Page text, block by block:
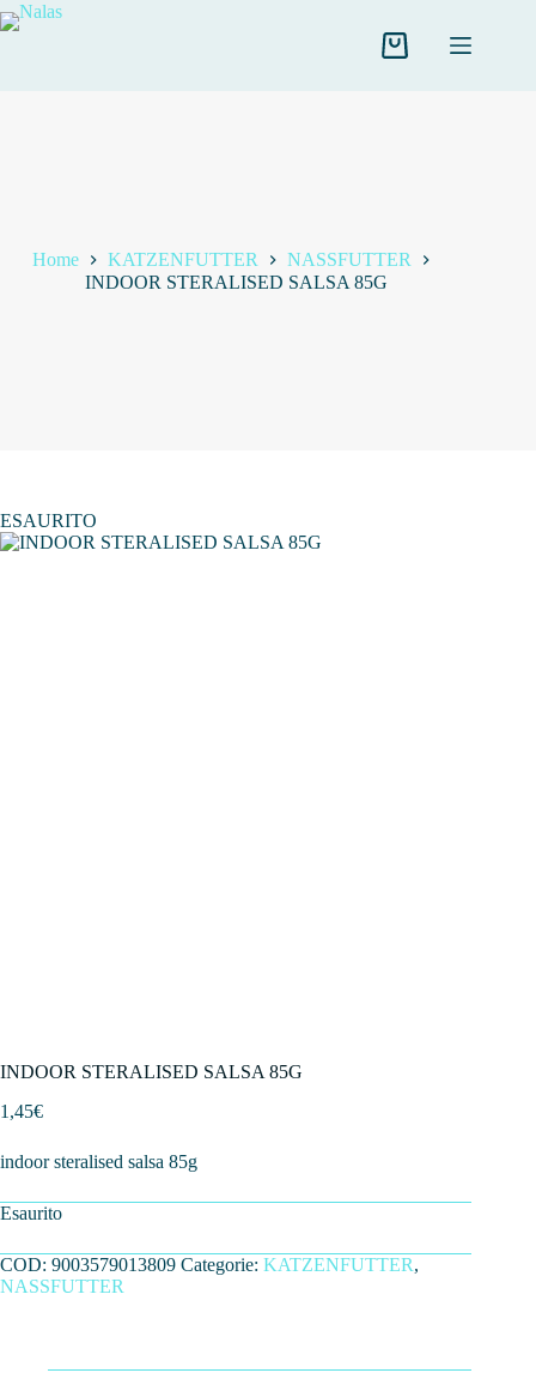
Salta
al
Carrello
Home KATZENFUTTER
NASSFUTTER
INDOOR STERALISED SALSA 85G
ESAURITO
INDOOR STERALISED SALSA 85G
1,45€
indoor steralised salsa 85g
Esaurito
COD: 9003579013809 Categorie: KATZENFUTTER,
NASSFUTTER